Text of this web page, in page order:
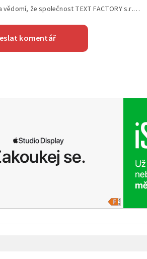
Vyplněním shora uvedených údajů beru na vědomí, že společnost TEXT FACTORY s.r.o., sídlem Brno, Durďákova 336/29, Černá Pole, PSČ: 613 00, IČ: 06157831, zapsané u Krajského soudu v Brně, oddíl C, vložka 100399, bude zpracovávat mé osobní údaje uvedené v rámci mnou vyplněného registračního formuláře na základě oprávněných zájmů TEXT FACTORY s.r.o. dle čl. 6 odst. 1 písm. f) GDPR a pro splnění právních povinností (čl. 6 odst. 1 písm. c) GDPR), a to pro tyto účely: nezbytnost zajistit oprávnění návštěvníka webových stránek provozovaných společností TEXT FACTORY s.r.o. přispívat aktivně ke zveřejněným článkům nebo v rámci diskusních fór a výkon práv TEXT FACTORY s.r.o. jako administrátora těchto diskusních fór. Více informací o zpracování osobních údajů a právech lze nalézt v